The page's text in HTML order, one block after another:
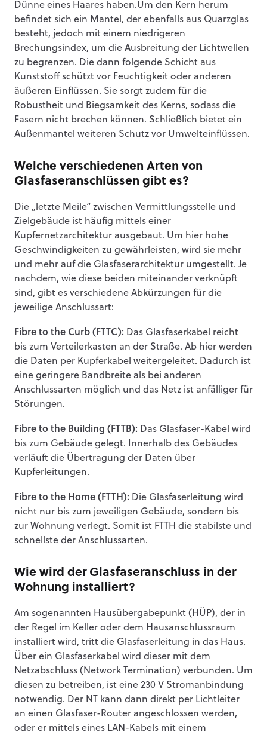
Dünne eines Haares haben.Um den Kern herum
befindet sich ein Mantel, der ebenfalls aus Quarzglas
besteht, jedoch mit einem niedrigeren
Brechungsindex, um die Ausbreitung der Lichtwellen
zu begrenzen. Die dann folgende Schicht aus
Kunststoff schützt vor Feuchtigkeit oder anderen
äußeren Einflüssen. Sie sorgt zudem für die
Robustheit und Biegsamkeit des Kerns, sodass die
Fasern nicht brechen können. Schließlich bietet ein
Außenmantel weiteren Schutz vor Umwelteinflüssen.
Welche verschiedenen Arten von
Glasfaseranschlüssen gibt es?
Die „letzte Meile“ zwischen Vermittlungsstelle und
Zielgebäude ist häufig mittels einer
Kupfernetzarchitektur ausgebaut. Um hier hohe
Geschwindigkeiten zu gewährleisten, wird sie mehr
und mehr auf die Glasfaserarchitektur umgestellt. Je
nachdem, wie diese beiden miteinander verknüpft
sind, gibt es verschiedene Abkürzungen für die
jeweilige Anschlussart:
Fibre to the Curb (FTTC): Das Glasfaserkabel reicht
bis zum Verteilerkasten an der Straße. Ab hier werden
die Daten per Kupferkabel weitergeleitet. Dadurch ist
eine geringere Bandbreite als bei anderen
Anschlussarten möglich und das Netz ist anfälliger für
Störungen.
Fibre to the Building (FTTB): Das Glasfaser-Kabel wird
bis zum Gebäude gelegt. Innerhalb des Gebäudes
verläuft die Übertragung der Daten über
Kupferleitungen.
Fibre to the Home (FTTH): Die Glasfaserleitung wird
nicht nur bis zum jeweiligen Gebäude, sondern bis
zur Wohnung verlegt. Somit ist FTTH die stabilste und
schnellste der Anschlussarten.
Wie wird der Glasfaseranschluss in der
Wohnung installiert?
Am sogenannten Hausübergabepunkt (HÜP), der in
der Regel im Keller oder dem Hausanschlussraum
installiert wird, tritt die Glasfaserleitung in das Haus.
Über ein Glasfaserkabel wird dieser mit dem
Netzabschluss (Network Termination) verbunden. Um
diesen zu betreiben, ist eine 230 V Stromanbindung
notwendig. Der NT kann dann direkt per Lichtleiter
an einen Glasfaser-Router angeschlossen werden,
oder er mittels eines LAN-Kabels mit einem